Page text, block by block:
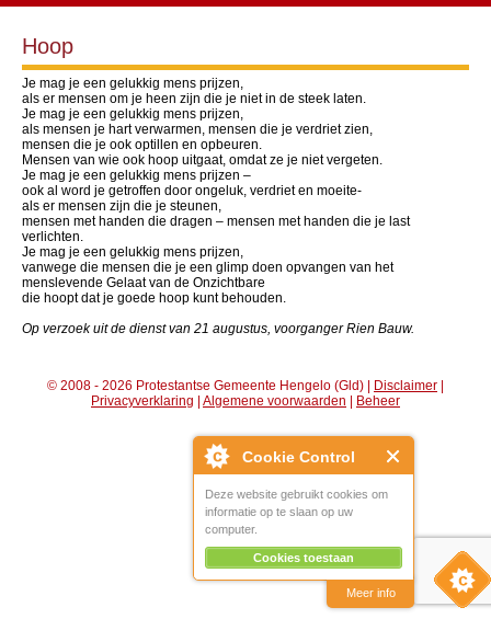
Cookie Control
Deze website gebruikt cookies om
informatie op te slaan op uw
computer.
Cookies toestaan
Meer info
Hoop
Je mag je een gelukkig mens prijzen,
als er mensen om je heen zijn die je niet in de steek laten.
Je mag je een gelukkig mens prijzen,
als mensen je hart verwarmen, mensen die je verdriet zien,
mensen die je ook optillen en opbeuren.
Mensen van wie ook hoop uitgaat, omdat ze je niet vergeten.
Je mag je een gelukkig mens prijzen –
ook al word je getroffen door ongeluk, verdriet en moeite-
als er mensen zijn die je steunen,
mensen met handen die dragen – mensen met handen die je last
verlichten.
Je mag je een gelukkig mens prijzen,
vanwege die mensen die je een glimp doen opvangen van het
menslevende Gelaat van de Onzichtbare
die hoopt dat je goede hoop kunt behouden.
Op verzoek uit de dienst van 21 augustus, voorganger Rien Bauw.
© 2008 - 2026 Protestantse Gemeente Hengelo (Gld) | Disclaimer |
Privacyverklaring | Algemene voorwaarden | Beheer